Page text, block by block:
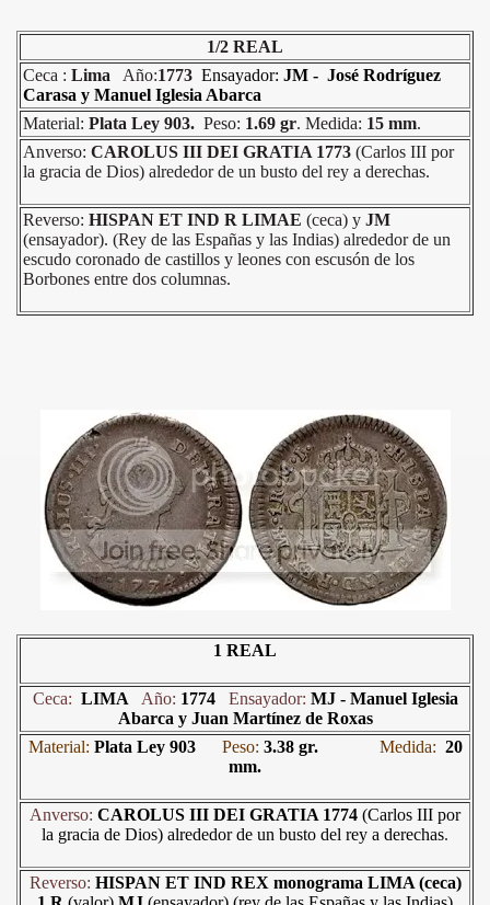
1/2 REAL
Ceca : Lima Año:1773 Ensayador: JM - José Rodríguez
Carasa y Manuel Iglesia Abarca
Material: Plata Ley 903. Peso: 1.69 gr. Medida: 15 mm.
Anverso: CAROLUS III DEI GRATIA 1773 (Carlos III por
la gracia de Dios) alrededor de un busto del rey a derechas.
Reverso: HISPAN ET IND R LIMAE (ceca) y JM
(ensayador). (Rey de las Españas y las Indias) alrededor de un
escudo coronado de castillos y leones con escusón de los
Borbones entre dos columnas.
1 REAL
Ceca: LIMA Año: 1774 Ensayador: MJ - Manuel Iglesia
Abarca y Juan Martínez de Roxas
Material: Plata Ley 903Peso: 3.38 gr. Medida: 20
mm.
Anverso: CAROLUS III DEI GRATIA 1774 (Carlos III por
la gracia de Dios) alrededor de un busto del rey a derechas.
Reverso: HISPAN ET IND REX monograma LIMA (ceca)
DEL PERÚ
NATURALES DEL PERU
EL PROCESO DE INDEPENDENCIA DEL PERÚ
DE LA REPÚBLICA - BICENTENARIO 1821-2021